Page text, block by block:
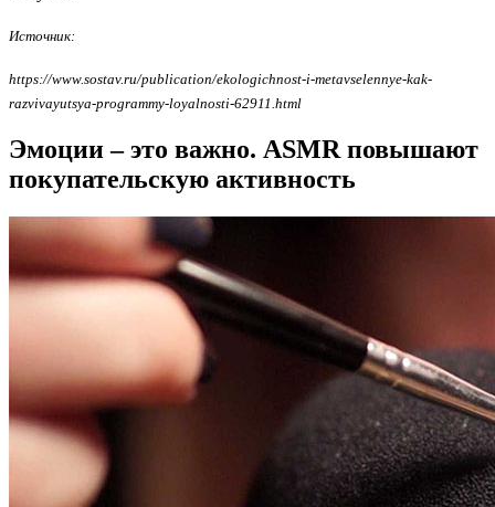
Источник:
https://www.sostav.ru/publication/ekologichnost-i-metavselennye-kak-
razvivayutsya-programmy-loyalnosti-62911.html
Эмоции – это важно. ASMR повышают
покупательскую активность